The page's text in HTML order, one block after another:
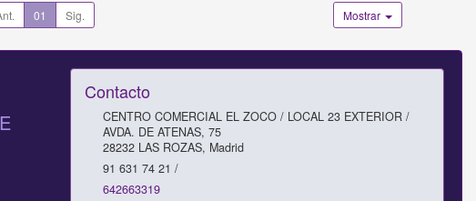
01 Sig. Mostrar
Contacto
CENTRO COMERCIAL EL ZOCO / LOCAL 23 EXTERIOR /
AVDA. DE ATENAS, 75
28232 LAS ROZAS, Madrid
91 631 74 21 /
642663319